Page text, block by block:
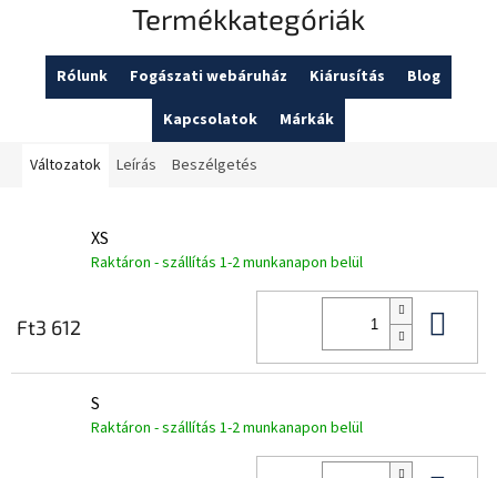
Termékkategóriák
Rólunk Fogászati webáruház Kiárusítás
Blog
Kapcsolatok
Márkák
Változatok Leírás Beszélgetés
XS
Raktáron - szállítás 1-2 munkanapon belül
Ft3 612
S
Raktáron - szállítás 1-2 munkanapon belül